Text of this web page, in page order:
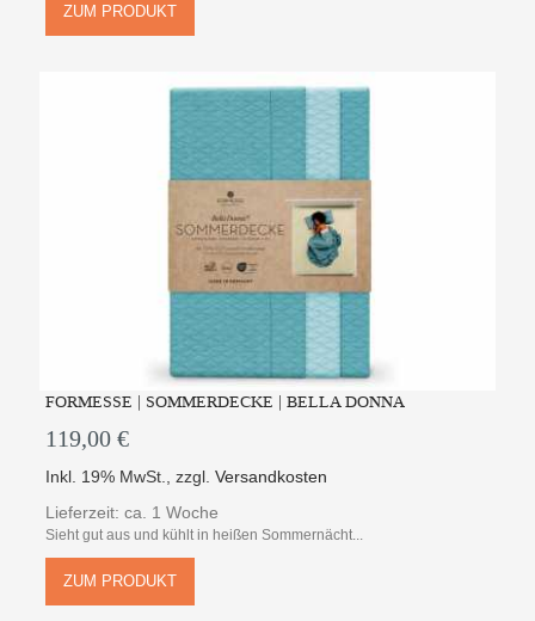
ZUM PRODUKT
FORMESSE | SOMMERDECKE | BELLA DONNA
119,00 €
Inkl. 19% MwSt. ,zzgl.Versandkosten
Lieferzeit: ca. 1 Woche
Sieht gut aus und kühlt in heißen Sommernächt...
ZUM PRODUKT